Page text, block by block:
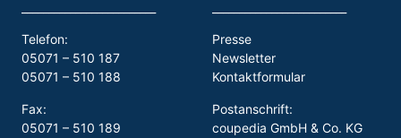
Telefon:
05071 – 510 187
05071 – 510 188
Fax:
05071 – 510 189
Presse
Newsletter
Kontaktformular
Postanschrift:
coupedia GmbH & Co. KG